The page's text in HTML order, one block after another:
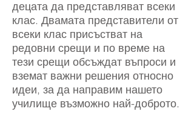
децата да представляват всеки
клас. Двамата представители от
всеки клас присъстват на
редовни срещи и по време на
тези срещи обсъждат въпроси и
вземат важни решения относно
идеи, за да направим нашето
училище възможно най-доброто.